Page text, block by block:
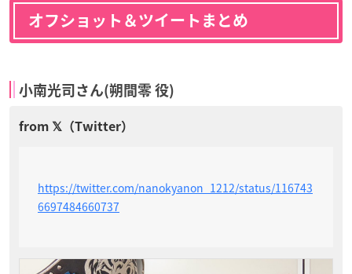
オフショット＆ツイートまとめ
小南光司さん(朔間零 役)
https://twitter.com/nanokyanon_1212/status/116743
6697484660737